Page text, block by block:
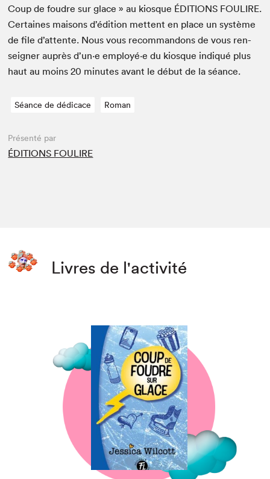
Coup de foudre sur glace » au kiosque ÉDI­TIONS FOULIRE.
Cer­taines maisons d’édi­tion met­tent en place un sys­tème
de file d’at­tente. Nous vous recom­man­dons de vous ren­
seign­er auprès d’un·e employé·e du kiosque indiqué plus
haut au moins20 min­utes avant le début de la séance.
Séance de dédicace Roman
Présenté par
ÉDITIONS FOULIRE
Livres de l'activité